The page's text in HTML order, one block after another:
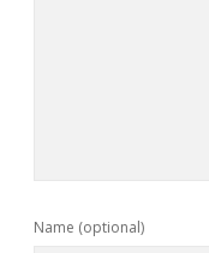
Name (optional)